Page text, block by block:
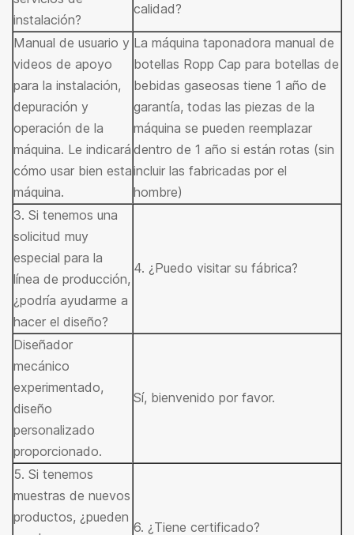
instalación?
calidad?
Manual de usuario y
videos de apoyo
para la instalación,
depuración y
operación de la
máquina. Le indicará
cómo usar bien esta
máquina.
La máquina taponadora manual de
botellas Ropp Cap para botellas de
bebidas gaseosas tiene 1 año de
garantía, todas las piezas de la
máquina se pueden reemplazar
dentro de 1 año si están rotas (sin
incluir las fabricadas por el
hombre)
3. Si tenemos una
solicitud muy
especial para la
línea de producción,
¿podría ayudarme a
hacer el diseño?
4. ¿Puedo visitar su fábrica?
Diseñador
mecánico
experimentado,
diseño
personalizado
proporcionado.
Sí, bienvenido por favor.
5. Si tenemos
muestras de nuevos
productos, ¿pueden
6. ¿Tiene certificado?